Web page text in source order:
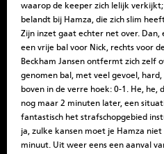
waarop de keeper zich lelijk
belandt bij Hamza, die zich slim
Zijn inzet gaat echter net over.
een vrije bal voor Nick, rechts voor
Beckham Jansen ontfermt zich zelf
genomen bal, met veel gevoel,
boven in de verre hoek: 0-1. He,
nog maar 2 minuten later, een
fantastisch het strafschopgebied
ja, zulke kansen moet je Hamza niet
minuut. Uit weer eens een aanval